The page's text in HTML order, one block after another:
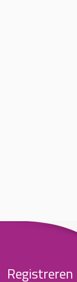
Registreren